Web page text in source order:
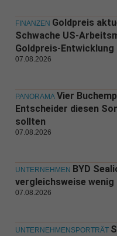
FINANZEN Goldpreis
Schwache US-
Goldpreis-Entwicklung
07.08.2026
PANORAMA Vier
Entscheider diesen
sollten
07.08.2026
UNTERNEHMEN BYD
vergleichsweise wenig
07.08.2026
UNTERNEHMENSPORTRÄT